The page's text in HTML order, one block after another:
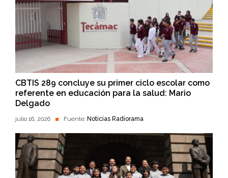
CBTIS 289 concluye su primer ciclo escolar como
referente en educación para la salud: Mario
Delgado
julio 16, 2026 Fuente: Noticias Radiorama